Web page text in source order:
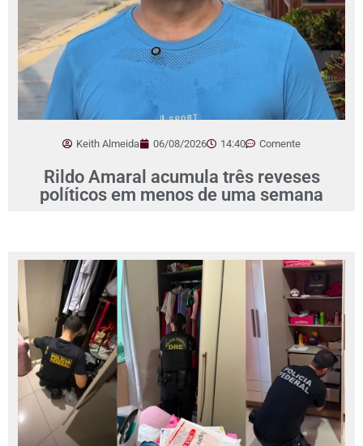
Keith Almeida 06/08/2026 14:40 Comente
Rildo Amaral acumula três reveses
políticos em menos de uma semana